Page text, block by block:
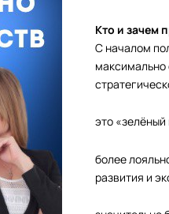
Кто и зачем
С началом
максимально
это «зелёный
более
развития и